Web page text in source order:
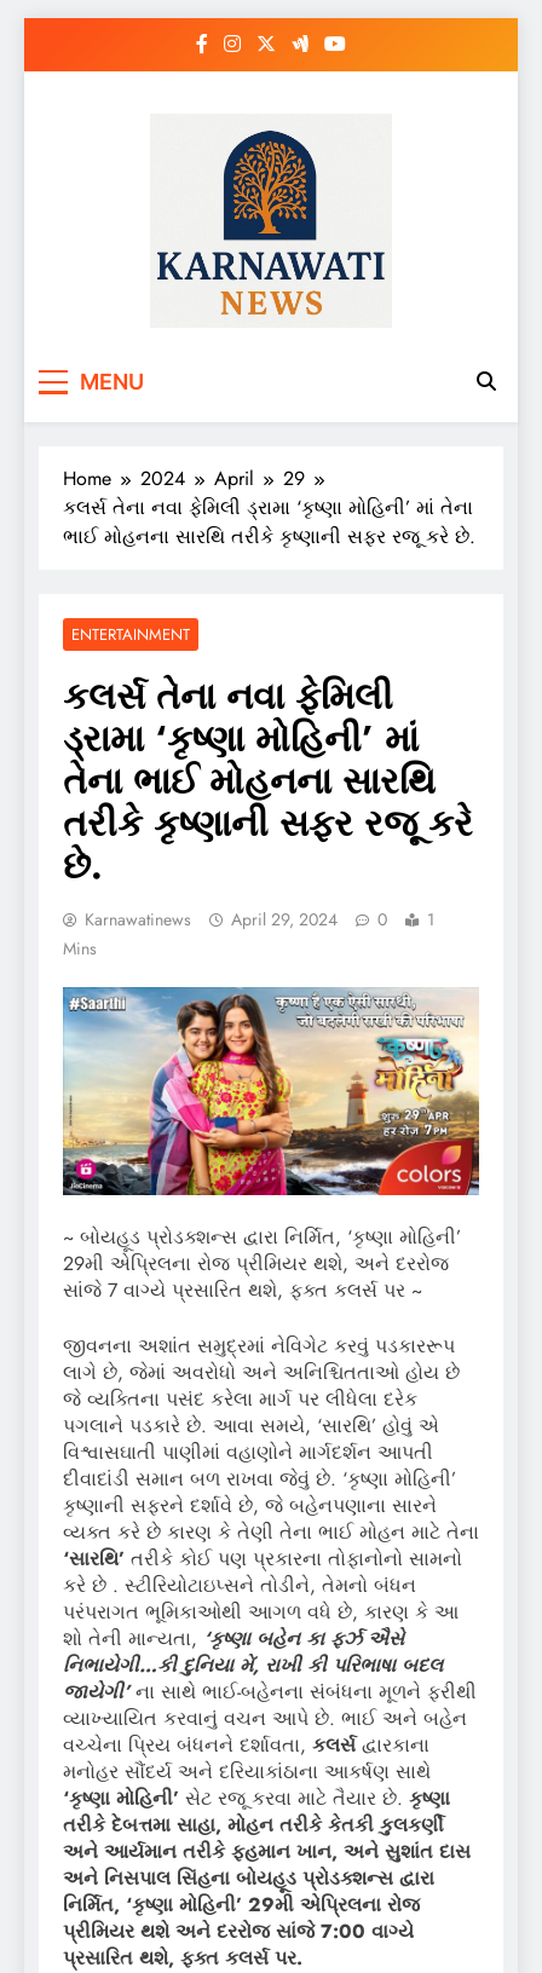
MENU
Home 2024 April
29
કલર્સ તેના નવા ફેમિલી ડ્રામા ‘કૃષ્ણા મોહિની’ માં તેના
ભાઈ મોહનના સારથિ તરીકે કૃષ્ણાની સફર રજૂ કરે છે.
ENTERTAINMENT
કલર્સ તેના નવા ફેમિલી
ડ્રામા ‘કૃષ્ણા મોહિની’ માં
તેના ભાઈ મોહનના સારથિ
તરીકે કૃષ્ણાની સફર રજૂ કરે
છે.
Karnawatinews April 29, 2024 0
1
Mins
~ બોયહૂડ પ્રોડક્શન્સ દ્વારા નિર્મિત, ‘કૃષ્ણા મોહિની’
29મી એપ્રિલના રોજ પ્રીમિયર થશે, અને દરરોજ
સાંજે 7 વાગ્યે પ્રસારિત થશે, ફક્ત કલર્સ પર ~
જીવનના અશાંત સમુદ્રમાં નેવિગેટ કરવું પડકારરૂપ
લાગે છે, જેમાં અવરોધો અને અનિશ્ચિતતાઓ હોય છે
જે વ્યક્તિના પસંદ કરેલા માર્ગ પર લીધેલા દરેક
પગલાને પડકારે છે. આવા સમયે, ‘સારથિ’ હોવું એ
વિશ્વાસઘાતી પાણીમાં વહાણોને માર્ગદર્શન આપતી
દીવાદાંડી સમાન બળ રાખવા જેવું છે. ‘કૃષ્ણા મોહિની’
કૃષ્ણાની સફરને દર્શાવે છે, જે બહેનપણાના સારને
વ્યક્ત કરે છે કારણ કે તેણી તેના ભાઈ મોહન માટે તેના
‘સારથિ’ તરીકે કોઈ પણ પ્રકારના તોફાનોનો સામનો
કરે છે . સ્ટીરિયોટાઇપ્સને તોડીને, તેમનો બંધન
પરંપરાગત ભૂમિકાઓથી આગળ વધે છે, કારણ કે આ
શો તેની માન્યતા, ‘કૃષ્ણા બહેન કા ફર્ઝ ઐસે
નિભાયેગી…કી દુનિયા મેં, રાખી કી પરિભાષા બદલ
જાયેગી’ના સાથે ભાઈ-બહેનના સંબંધના મૂળને ફરીથી
વ્યાખ્યાયિત કરવાનું વચન આપે છે. ભાઈ અને બહેન
વચ્ચેના પ્રિય બંધનને દર્શાવતા, કલર્સદ્વારકાના
મનોહર સૌંદર્ય અને દરિયાકાંઠાના આકર્ષણ સાથે
‘કૃષ્ણા મોહિની’ સેટ રજૂ કરવા માટે તૈયાર છે. કૃષ્ણા
તરીકે દેબત્તમા સાહા, મોહન તરીકે કેતકી કુલકર્ણી
અને આર્યમાન તરીકે ફહમાન ખાન, અને સુશાંત દાસ
અને નિસપાલ સિંહના બોયહૂડ પ્રોડક્શન્સ દ્વારા
નિર્મિત, ‘કૃષ્ણા મોહિની’ 29મી એપ્રિલના રોજ
પ્રીમિયર થશે અને દરરોજ સાંજે 7:00 વાગ્યે
પ્રસારિત થશે, ફક્ત કલર્સ પર.